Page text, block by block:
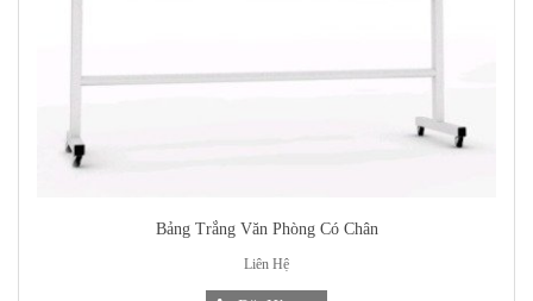
Bảng Trắng Văn Phòng Có Chân
Liên Hệ